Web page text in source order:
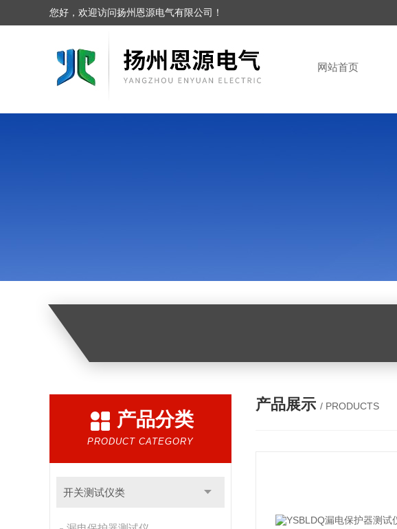
您好，欢迎访问扬州恩源电气有限公司！
网站首页
产品分类
PRODUCT CATEGORY
开关测试仪类
产品展示 / PRODUCTS